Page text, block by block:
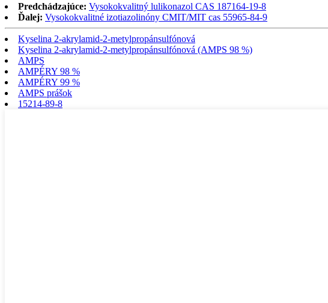
Predchádzajúce: Vysokokvalitný lulikonazol CAS 187164-19-8
Ďalej: Vysokokvalitné izotiazolinóny CMIT/MIT cas 55965-84-9
Kyselina 2-akrylamid-2-metylpropánsulfónová
Kyselina 2-akrylamid-2-metylpropánsulfónová (AMPS 98 %)
AMPS
AMPÉRY 98 %
AMPÉRY 99 %
AMPS prášok
15214-89-8